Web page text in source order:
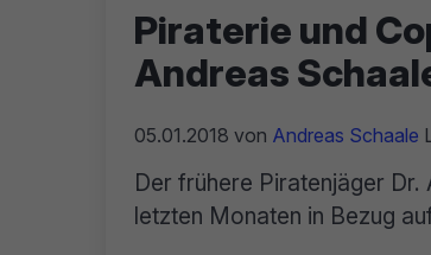
Piraterie und
Andreas
05.01.2018 von Andreas Schaale
Der frühere Piratenjäger
letzten Monaten in Bezug